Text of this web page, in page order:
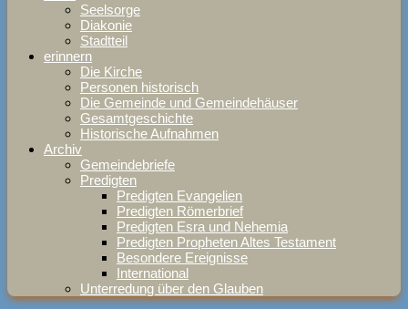
Seelsorge
Diakonie
Stadtteil
erinnern
Die Kirche
Personen historisch
Die Gemeinde und Gemeindehäuser
Gesamtgeschichte
Historische Aufnahmen
Archiv
Gemeindebriefe
Predigten
Predigten Evangelien
Predigten Römerbrief
Predigten Esra und Nehemia
Predigten Propheten Altes Testament
Besondere Ereignisse
International
Unterredung über den Glauben